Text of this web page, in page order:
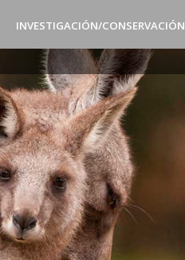
Social
Menu
Header
Header
ES
INVESTIGACIÓN/CONSERVACIÓN